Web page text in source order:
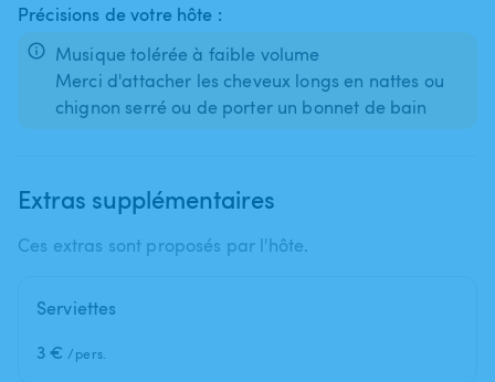
Précisions de votre hôte :
Musique tolérée à faible volume
Merci d'attacher les cheveux longs en nattes ou
Extras supplémentaires
Ces extras sont proposés par l'hôte.
Serviettes
3 € /pers.